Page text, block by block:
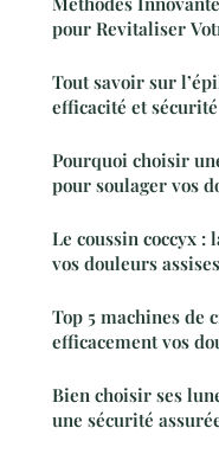
pour Revitaliser
Tout savoir sur
efficacité et sécurité
Pourquoi choisir
pour soulager vos
Le coussin coccyx
vos douleurs assises
Top 5 machines de
efficacement vos
Bien choisir ses
une sécurité